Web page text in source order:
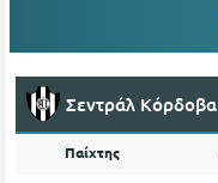
Σεντράλ Κόρδοβα
Παίχτης